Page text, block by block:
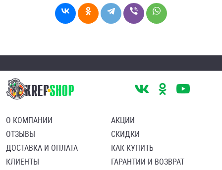
О КОМПАНИИ
ОТЗЫВЫ
ДОСТАВКА И ОПЛАТА
КЛИЕНТЫ
АКЦИИ
СКИДКИ
КАК КУПИТЬ
ГАРАНТИИ И ВОЗВРАТ